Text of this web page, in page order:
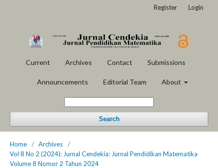
Current Archives Contact Submissions
Announcements Editorial Team About
Search
Register Login
Home / Archives
/
Vol 8 No 2 (2024): Jurnal Cendekia: Jurnal Pendidikan Matematika
Volume 8 Nomor 2 Tahun 2024